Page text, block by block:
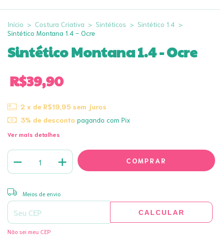
Início > Costura Criativa > Sintéticos > Sintético 1.4 >
Sintético Montana 1.4 - Ocre
Sintético Montana 1.4 - Ocre
R$39,90
2 x de R$19,95 sem juros
3% de desconto pagando com Pix
Ver mais detalhes
Entregas para o CEP:
Meios de envio
CALCULAR
Não sei meu CEP